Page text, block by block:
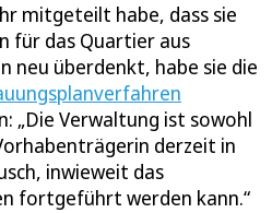
mitgeteilt habe, dass sie
für das Quartier aus
neu überdenkt, habe sie die
„Die Verwaltung ist sowohl
derzeit in
inwieweit das
fortgeführt werden kann.“